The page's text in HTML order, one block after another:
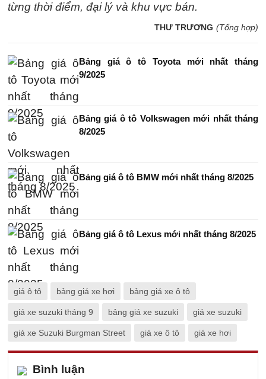
từng thời điểm, đại lý và khu vực bán.
THƯ TRƯƠNG (Tổng hợp)
Bảng giá ô tô Toyota mới nhất tháng
9/2025
Bảng giá ô tô Volkswagen mới nhất tháng
8/2025
Bảng giá ô tô BMW mới nhất tháng 8/2025
Bảng giá ô tô Lexus mới nhất tháng 8/2025
giá ô tô bảng giá xe hơi bảng giá xe ô tô
giá xe suzuki tháng 9 bảng giá xe suzuki giá xe suzuki
giá xe Suzuki Burgman Street giá xe ô tô giá xe hơi
Bình luận